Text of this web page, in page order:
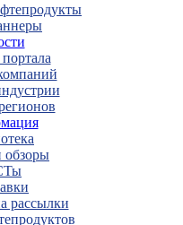
обзоры
рассылки